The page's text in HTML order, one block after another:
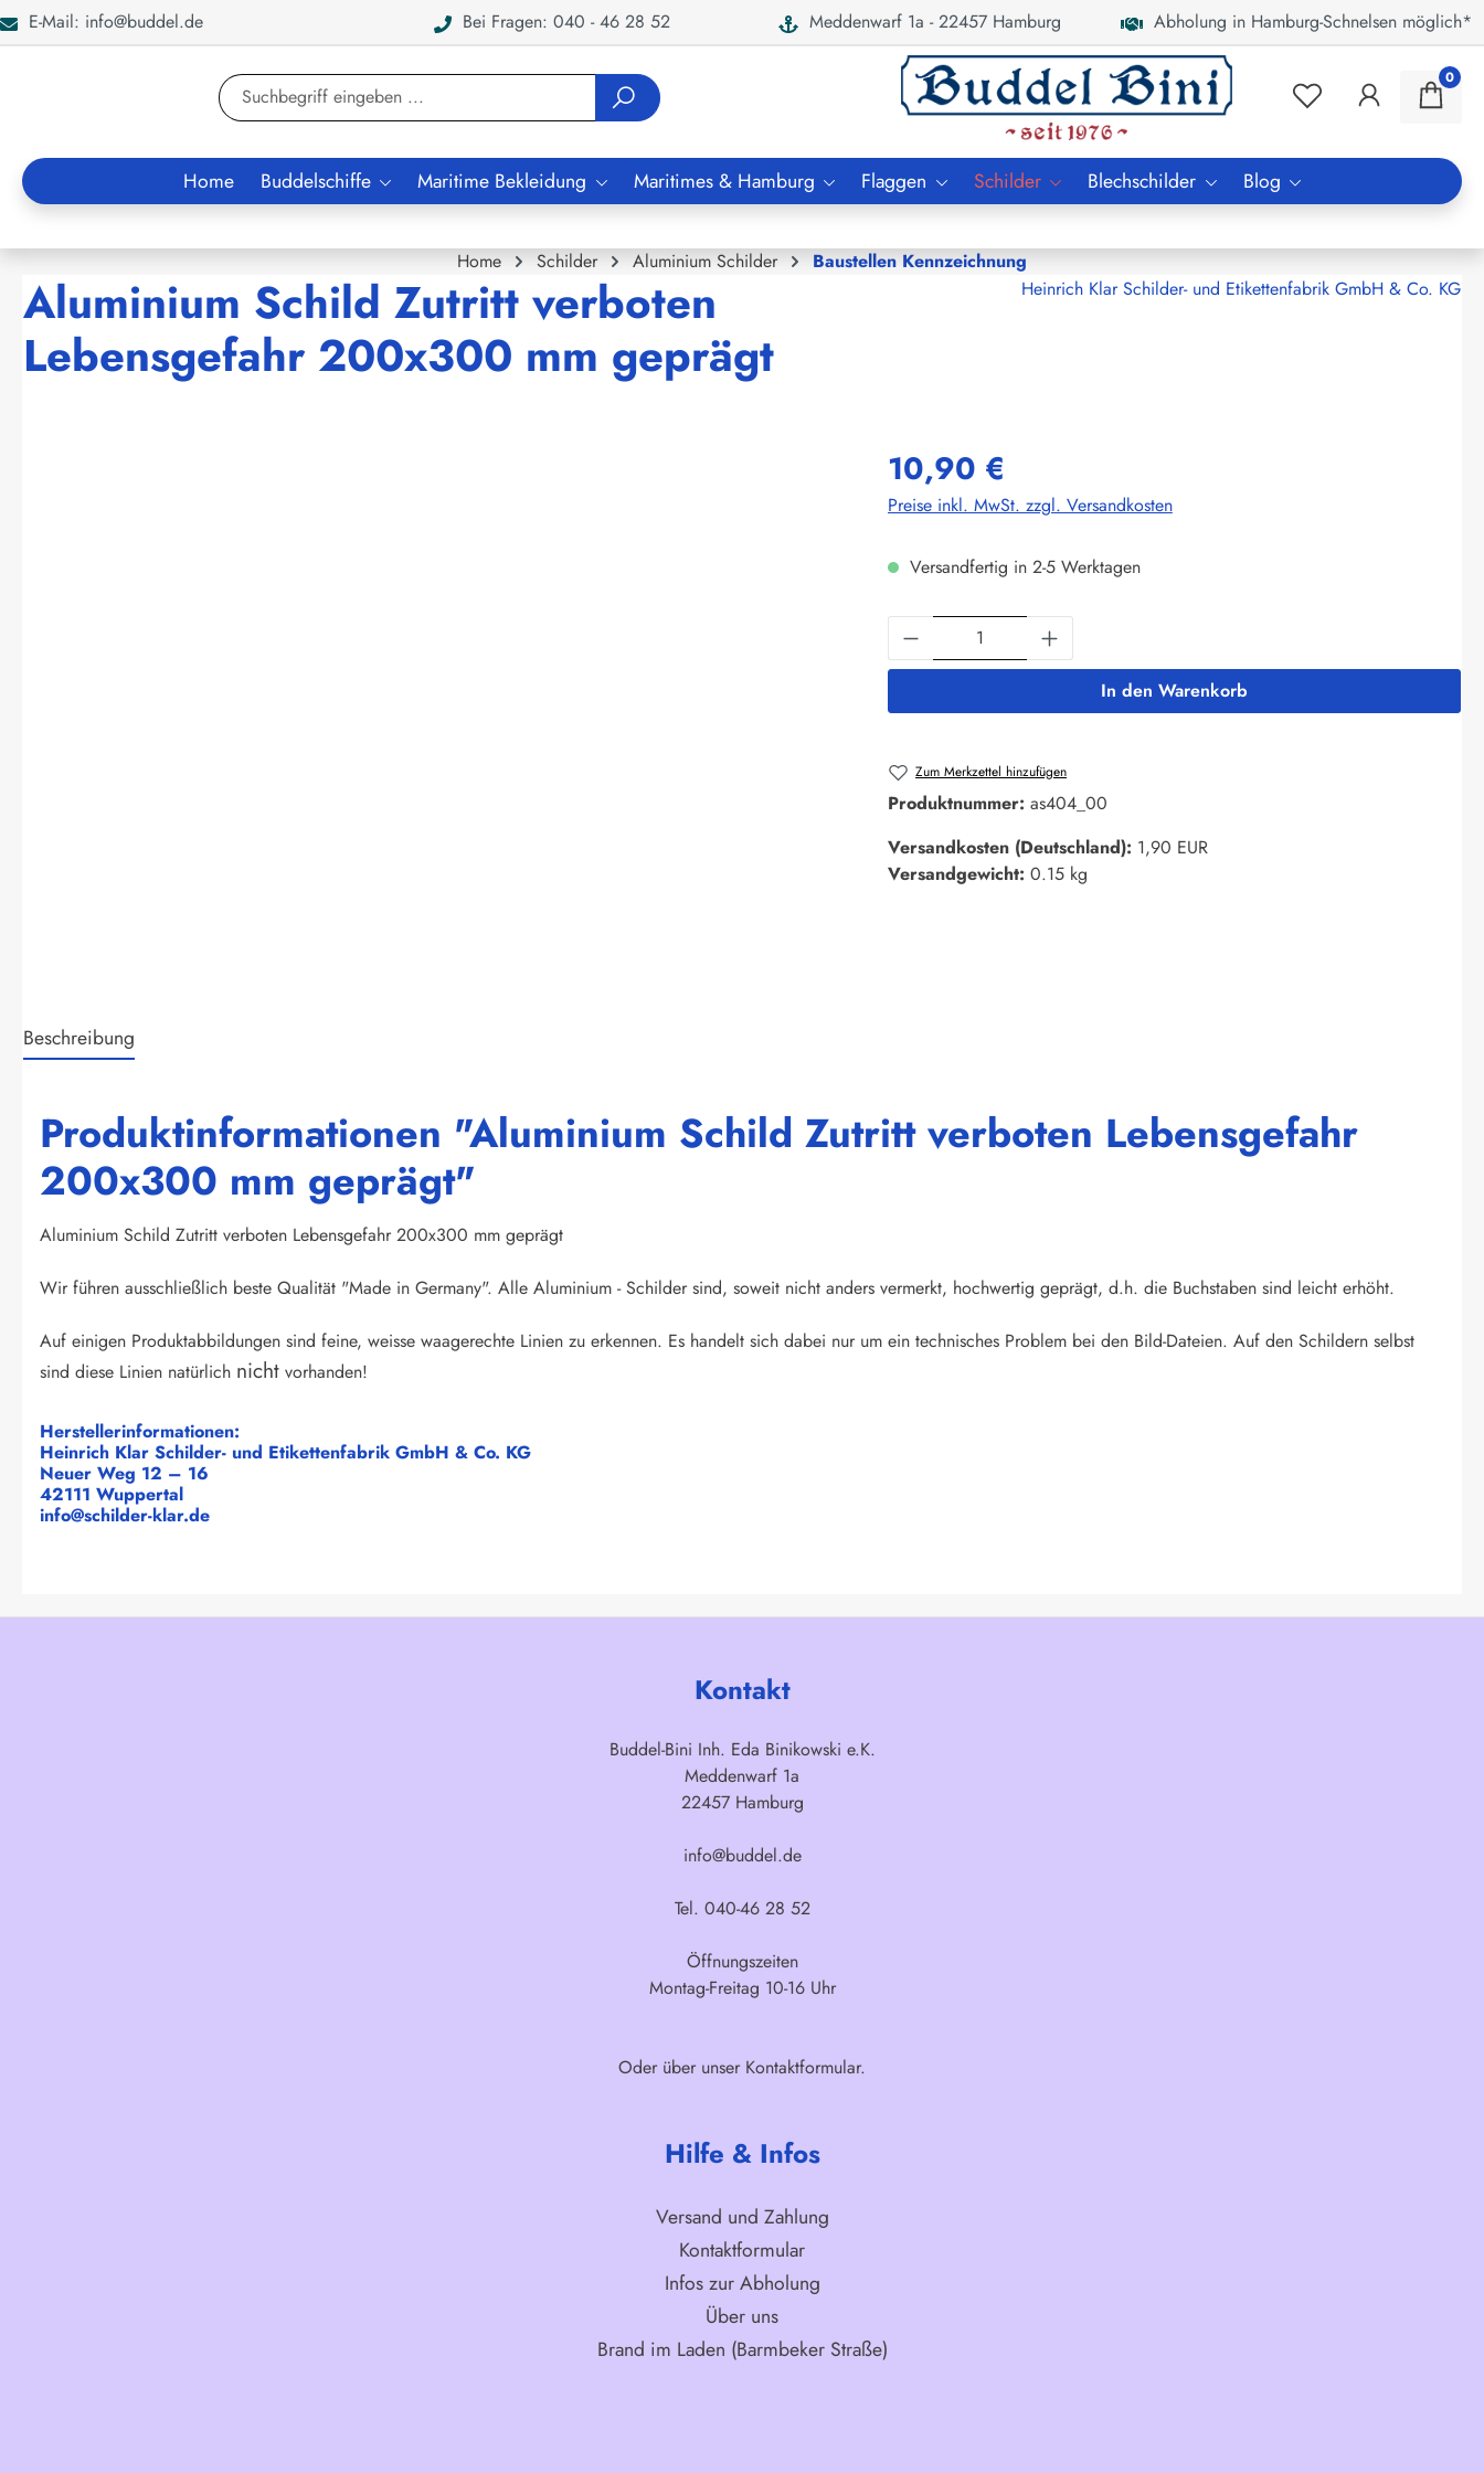
Zur Suche springen
E-Mail: info@buddel.de Bei Fragen: 040 - 46 28 52 Meddenwarf 1a - 22457 Hamburg Abholung in Hamburg-Schnelsen möglich*
0
Home Buddelschiffe Maritime Bekleidung Maritimes & Hamburg Flaggen Schilder Blechschilder Blog
Home Schilder Aluminium Schilder Baustellen Kennzeichnung
Aluminium Schild Zutritt verboten
Lebensgefahr 200x300 mm geprägt
Heinrich Klar Schilder- und Etikettenfabrik GmbH & Co. KG
10,90 €
Preise inkl. MwSt. zzgl. Versandkosten
Versandfertig in 2-5 Werktagen
Produkt Anzahl: Gib den gewünschten Wert ein
In den Warenkorb
Zum Merkzettel hinzufügen
Produktnummer: as404_00
Versandkosten (Deutschland): 1,90 EUR
Versandgewicht: 0.15 kg
Beschreibung
Produktinformationen "Aluminium Schild Zutritt verboten Lebensgefahr
200x300 mm geprägt"
Aluminium Schild Zutritt verboten Lebensgefahr 200x300 mm geprägt
Wir führen ausschließlich beste Qualität "Made in Germany". Alle Aluminium - Schilder sind, soweit nicht anders vermerkt, hochwertig geprägt, d.h. die Buchstaben sind leicht erhöht.
Auf einigen Produktabbildungen sind feine, weisse waagerechte Linien zu erkennen. Es handelt sich dabei nur um ein technisches Problem bei den Bild-Dateien. Auf den Schildern selbst
sind diese Linien natürlich nicht vorhanden!
Herstellerinformationen:
Heinrich Klar Schilder- und Etikettenfabrik GmbH & Co. KG
Neuer Weg 12 – 16
42111 Wuppertal
info@schilder-klar.de
Kontakt
Buddel-Bini Inh. Eda Binikowski e.K.
Meddenwarf 1a
22457 Hamburg
info@buddel.de
Tel. 040-46 28 52
Öffnungszeiten
Montag-Freitag 10-16 Uhr
Oder über unser Kontaktformular.
Hilfe & Infos
Versand und Zahlung
Kontaktformular
Infos zur Abholung
Über uns
Brand im Laden (Barmbeker Straße)